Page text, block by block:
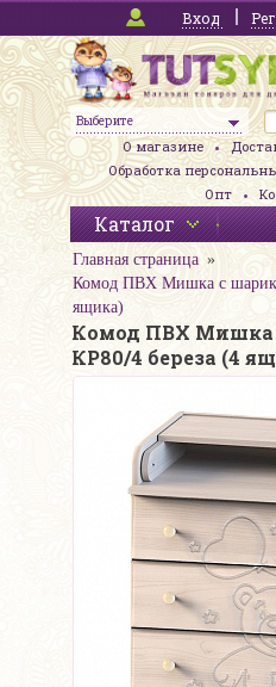
Вход
Выберите
О магазине
Обработка
Опт
Каталог
Главная страница
Комод ПВХ Мишка с
ящика)
Комод ПВХ Мишка
КР80/4 береза (4